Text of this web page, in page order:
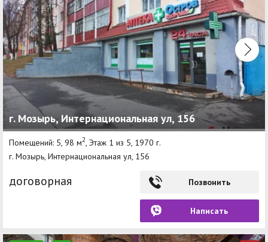
г. Мозырь, Интернациональная ул, 156
Помещений: 5, 98 м2 , Этаж 1 из 5, 1970 г.
г. Мозырь, Интернациональная ул, 156
договорная Позвонить
Написать